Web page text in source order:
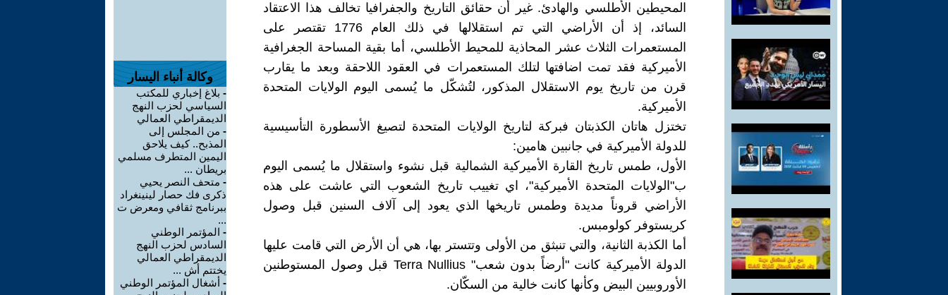
المحيطين الأطلسي والهادئ. غير أن حقائق التاريخ والجفرافيا تخالف هذا الاعتقاد
السائد، إذ أن الأراضي التي تم استقلالها في ذلك العام 1776 تقتصر على
المستعمرات الثلاث عشر المحاذية للمحيط الأطلسي، أما بقية المساحة الجغرافية
الأميركية فقد تمت اضافتها لتلك المستعمرات في العقود اللاحقة وبعد ما يقارب
قرن من تاريخ يوم الاستقلال المذكور، لتُشكّل ما يُسمى اليوم الولايات المتحدة
الأميركية.
تختزل هاتان الكذبتان فبركة لتاريخ الولايات المتحدة لتصيغ الأسطورة التأسيسية
للدولة الأميركية في جانبين هامين:
الأول، طمس تاريخ القارة الأميركية الشمالية قبل نشوء واستقلال ما يُسمى اليوم
ب"الولايات المتحدة الأميركية"، اي تغييب تاريخ الشعوب التي عاشت على هذه
الأراضي قروناً مديدة وطمس تاريخها الذي يعود إلى آلاف السنين قبل وصول
كريستوفر كولومبس.
أما الكذبة الثانية، والتي تنبثق من الأولى وتتستر بها، هي أن الأرض التي قامت عليها
الدولة الأميركية كانت "أرضاً بدون شعب" Terra Nullius قبل وصول المستوطنين
الأوروبيين البيض وكأنها كانت خالية من السكّان.
وكالة أنباء اليسار
- بلاغ إخباري للمكتب
السياسي لحزب النهج
الديمقراطي العمالي
- من المجلس إلى
المذبح.. كيف يلاحق
اليمين المتطرف مسلمي
بريطان ...
- متحف النصر يحيي
ذكرى فك حصار لينينغراد
ببرنامج ثقافي ومعرض ت
...
- المؤتمر الوطني
السادس لحزب النهج
الديمقراطي العمالي
يختتم أش ...
- أشغال المؤتمر الوطني